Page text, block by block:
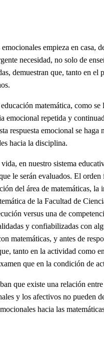
empieza en
necesidad, no solo de
demuestran que, tanto en
matemática, como
emocional repetida y
respuesta emocional se
hacia la disciplina.
en nuestro sistema
le serán evaluados. El
del área de matemáticas,
de la Facultad de
versus una de
y confiabilizadas con
matemáticas, y antes de
tanto en la actividad como
que en la condición de
que existe una relación
y los afectivos no pueden
hacia las